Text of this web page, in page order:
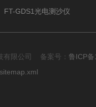
FT-GDS1光电测沙仪
有限公司 备案号： 鲁ICP
sitemap.xml